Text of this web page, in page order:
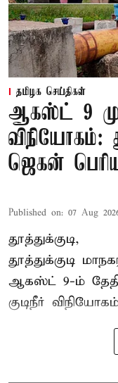
தமிழக செய்திகள்
ஆகஸ்ட் 9
விநியோகம்:
ஜெகன்
Published on: 07 Aug
தூத்துக்குடி,
தூத்துக்குடி
ஆகஸ்ட் 9-ம்
குடிநீர்